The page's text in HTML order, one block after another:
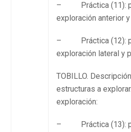
– Práctica (11):
exploración anterior
– Práctica (12):
exploración lateral y
TOBILLO.
estructuras a
exploración:
– Práctica (13):